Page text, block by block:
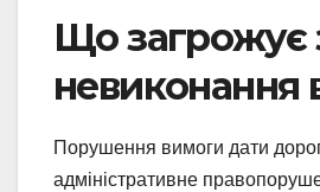
Що загрожує
невиконання
Порушення вимоги дати
адміністративне